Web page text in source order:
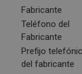
Fabricante
Teléfono del
Fabricante
Prefijo
del fabricante